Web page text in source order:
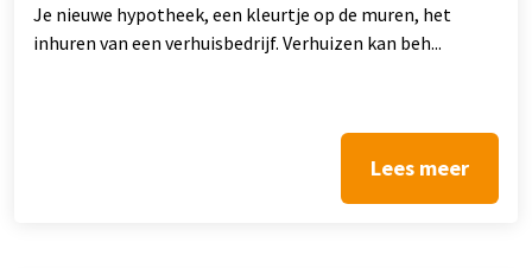
Je nieuwe hypotheek, een kleurtje op de muren, het
inhuren van een verhuisbedrijf. Verhuizen kan beh...
Lees meer